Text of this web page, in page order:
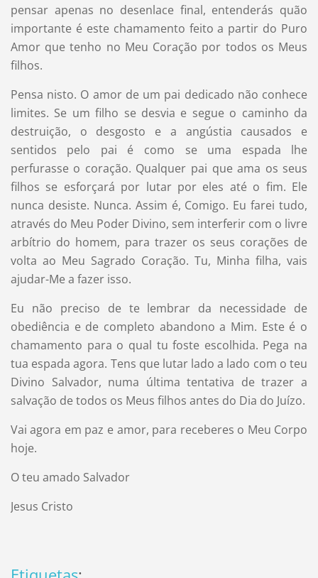
pensar apenas no desenlace final, entenderás quão
importante é este chamamento feito a partir do Puro
Amor que tenho no Meu Coração por todos os Meus
filhos.
Pensa nisto. O amor de um pai dedicado não conhece
limites. Se um filho se desvia e segue o caminho da
destruição, o desgosto e a angústia causados e
sentidos pelo pai é como se uma espada lhe
perfurasse o coração. Qualquer pai que ama os seus
filhos se esforçará por lutar por eles até o fim. Ele
nunca desiste. Nunca. Assim é, Comigo. Eu farei tudo,
através do Meu Poder Divino, sem interferir com o livre
arbítrio do homem, para trazer os seus corações de
volta ao Meu Sagrado Coração. Tu, Minha filha, vais
ajudar-Me a fazer isso.
Eu não preciso de te lembrar da necessidade de
obediência e de completo abandono a Mim. Este é o
chamamento para o qual tu foste escolhida. Pega na
tua espada agora. Tens que lutar lado a lado com o teu
Divino Salvador, numa última tentativa de trazer a
salvação de todos os Meus filhos antes do Dia do Juízo.
Vai agora em paz e amor, para receberes o Meu Corpo
hoje.
O teu amado Salvador
Jesus Cristo